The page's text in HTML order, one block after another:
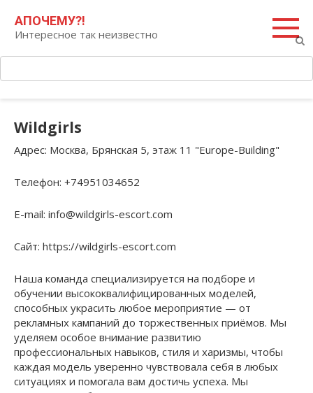
контенту
АПОЧЕМУ?!
Интересное так неизвестно
Wildgirls
Адрес: Москва, Брянская 5, этаж 11 "Europe-Building"
Телефон: +74951034652
E-mail: info@wildgirls-escort.com
Сайт: https://wildgirls-escort.com
Наша команда специализируется на подборе и
обучении высококвалифицированных моделей,
способных украсить любое мероприятие — от
рекламных кампаний до торжественных приёмов. Мы
уделяем особое внимание развитию
профессиональных навыков, стиля и харизмы, чтобы
каждая модель уверенно чувствовала себя в любых
ситуациях и помогала вам достичь успеха. Мы